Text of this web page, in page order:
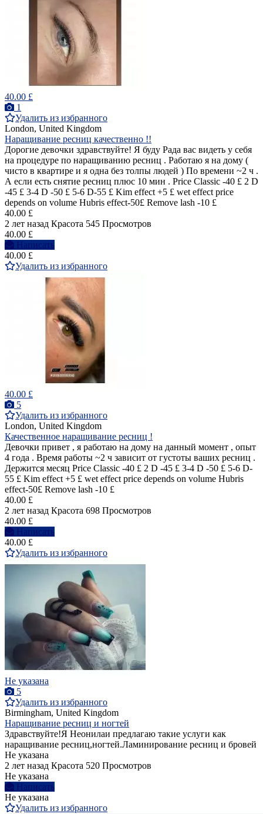
40.00 £
1
Удалить из избранного
London, United Kingdom
Наращивание ресниц качественно !!
Дорогие девочки здравствуйте! Я буду Рада вас видеть у себя
на процедуре по наращиванию ресниц . Работаю я на дому (
чисто в квартире и я одна без толпы людей ) По времени ~2 ч .
А если есть снятие ресниц плюс 10 мин . Price Classic -40 £ 2 D
-45 £ 3-4 D -50 £ 5-6 D-55 £ Kim effect +5 £ wet effect price
depends on volume Hubris effect-50£ Remove lash -10 £
40.00 £
2 лет назад Красота 545 Просмотров
40.00 £
Написать
40.00 £
Удалить из избранного
40.00 £
5
Удалить из избранного
London, United Kingdom
Качественное наращивание ресниц !
Девочки привет , я работаю на дому на данный момент , опыт
4 года . Время работы ~2 ч зависит от густоты ваших ресниц .
Держится месяц Price Classic -40 £ 2 D -45 £ 3-4 D -50 £ 5-6 D-
55 £ Kim effect +5 £ wet effect price depends on volume Hubris
effect-50£ Remove lash -10 £
40.00 £
2 лет назад Красота 698 Просмотров
40.00 £
Написать
40.00 £
Удалить из избранного
Не указана
5
Удалить из избранного
Birmingham, United Kingdom
Наращивание ресниц и ногтей
Здравствуйте!Я Неонилаи предлагаю такие услуги как
наращивание ресниц,ногтей.Ламинирование ресниц и бровей
Не указана
2 лет назад Красота 520 Просмотров
Не указана
Написать
Не указана
Удалить из избранного